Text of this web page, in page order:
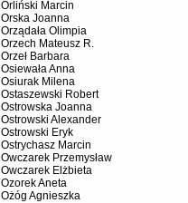
Orliński Marcin
Orska Joanna
Orządała Olimpia
Orzech Mateusz R.
Orzeł Barbara
Osiewała Anna
Osiurak Milena
Ostaszewski Robert
Ostrowska Joanna
Ostrowski Alexander
Ostrowski Eryk
Ostrychasz Marcin
Owczarek Przemysław
Owczarek Elżbieta
Ozorek Aneta
Ożóg Agnieszka